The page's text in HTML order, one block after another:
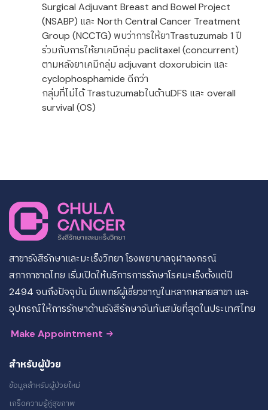
Surgical Adjuvant Breast and Bowel Project
(NSABP) และ North Central Cancer Treatment
Group (NCCTG) พบว่าการให้ยาTrastuzumab 1 ปี
ร่วมกับการให้ยาเคมีกลุ่ม paclitaxel (concurrent)
ตามหลังยาเคมีกลุ่ม adjuvant doxorubicin และ
cyclophosphamide ดีกว่า
กลุ่มที่ไม่ได้ Trastuzumabในด้านDFS และ overall
survival (OS)
สาขารังสีรักษาและมะเร็งวิทยา โรงพยาบาลจุฬาลงกรณ์
สภากาชาดไทย เริ่มเปิดให้บริการการรักษาโรคมะเร็งตั้งแต่ปี
2494 จนถึงปัจจุบัน มีแพทย์ผู้เชี่ยวชาญในหลากหลายสาขา และ
อุปกรณ์ให้การรักษาด้านรังสีรักษาอันทันสมัยที่สุดในประเทศไทย
Make Appointment
สำหรับผู้ป่วย
ข้อมูลสำหรับผู้ป่วยใหม่
เกร็ดความรู้คู่สุขภาพ